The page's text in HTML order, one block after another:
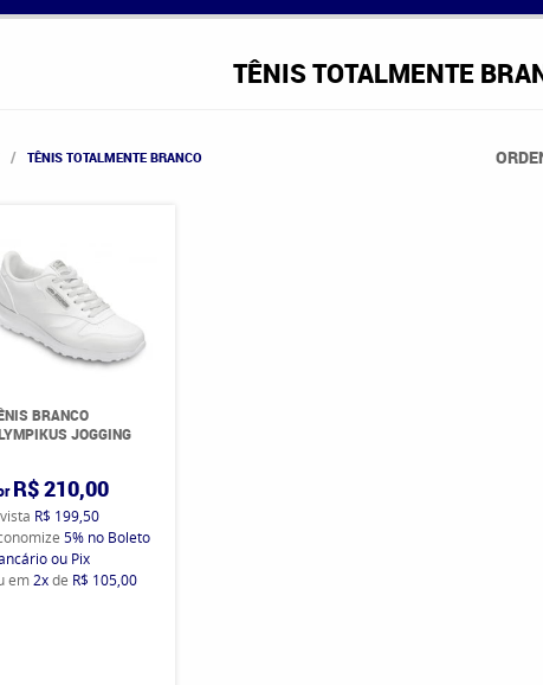
TÊNIS TOTALMENTE
TÊNIS TOTALMENTE BRANCO
BRANCO
JOGGING
R$ 210,00
R$ 199,50
5% no Boleto
ou Pix
em 2xde R$ 105,00